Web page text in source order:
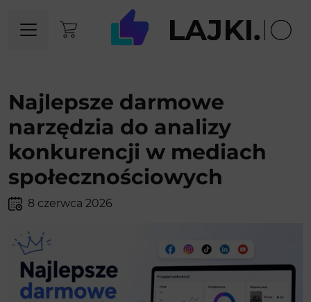
Najlepsze darmowe
narzędzia do analizy
konkurencji w mediach
społecznościowych
8 czerwca 2026